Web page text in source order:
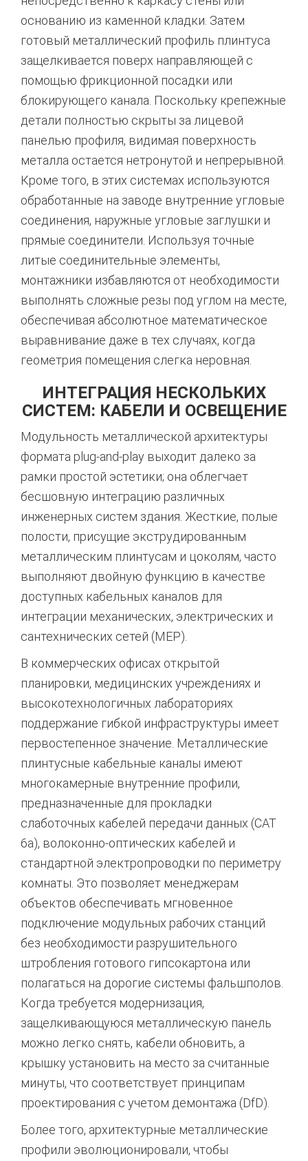
основанию из каменной кладки. Затем
готовый металлический профиль плинтуса
защелкивается поверх направляющей с
помощью фрикционной посадки или
блокирующего канала. Поскольку крепежные
детали полностью скрыты за лицевой
панелью профиля, видимая поверхность
металла остается нетронутой и непрерывной.
Кроме того, в этих системах используются
обработанные на заводе внутренние угловые
соединения, наружные угловые заглушки и
прямые соединители. Используя точные
литые соединительные элементы,
монтажники избавляются от необходимости
выполнять сложные резы под углом на месте,
обеспечивая абсолютное математическое
выравнивание даже в тех случаях, когда
геометрия помещения слегка неровная.
ИНТЕГРАЦИЯ НЕСКОЛЬКИХ
СИСТЕМ: КАБЕЛИ И ОСВЕЩЕНИЕ
Модульность металлической архитектуры
формата plug-and-play выходит далеко за
рамки простой эстетики; она облегчает
бесшовную интеграцию различных
инженерных систем здания. Жесткие, полые
полости, присущие экструдированным
металлическим плинтусам и цоколям, часто
выполняют двойную функцию в качестве
доступных кабельных каналов для
интеграции механических, электрических и
сантехнических сетей (MEP).
В коммерческих офисах открытой
планировки, медицинских учреждениях и
высокотехнологичных лабораториях
поддержание гибкой инфраструктуры имеет
первостепенное значение. Металлические
плинтусные кабельные каналы имеют
многокамерные внутренние профили,
предназначенные для прокладки
слаботочных кабелей передачи данных (CAT
6a), волоконно-оптических кабелей и
стандартной электропроводки по периметру
комнаты. Это позволяет менеджерам
объектов обеспечивать мгновенное
подключение модульных рабочих станций
без необходимости разрушительного
штробления готового гипсокартона или
полагаться на дорогие системы фальшполов.
Когда требуется модернизация,
защелкивающуюся металлическую панель
можно легко снять, кабели обновить, а
крышку установить на место за считанные
минуты, что соответствует принципам
проектирования с учетом демонтажа (DfD).
Более того, архитектурные металлические
профили эволюционировали, чтобы